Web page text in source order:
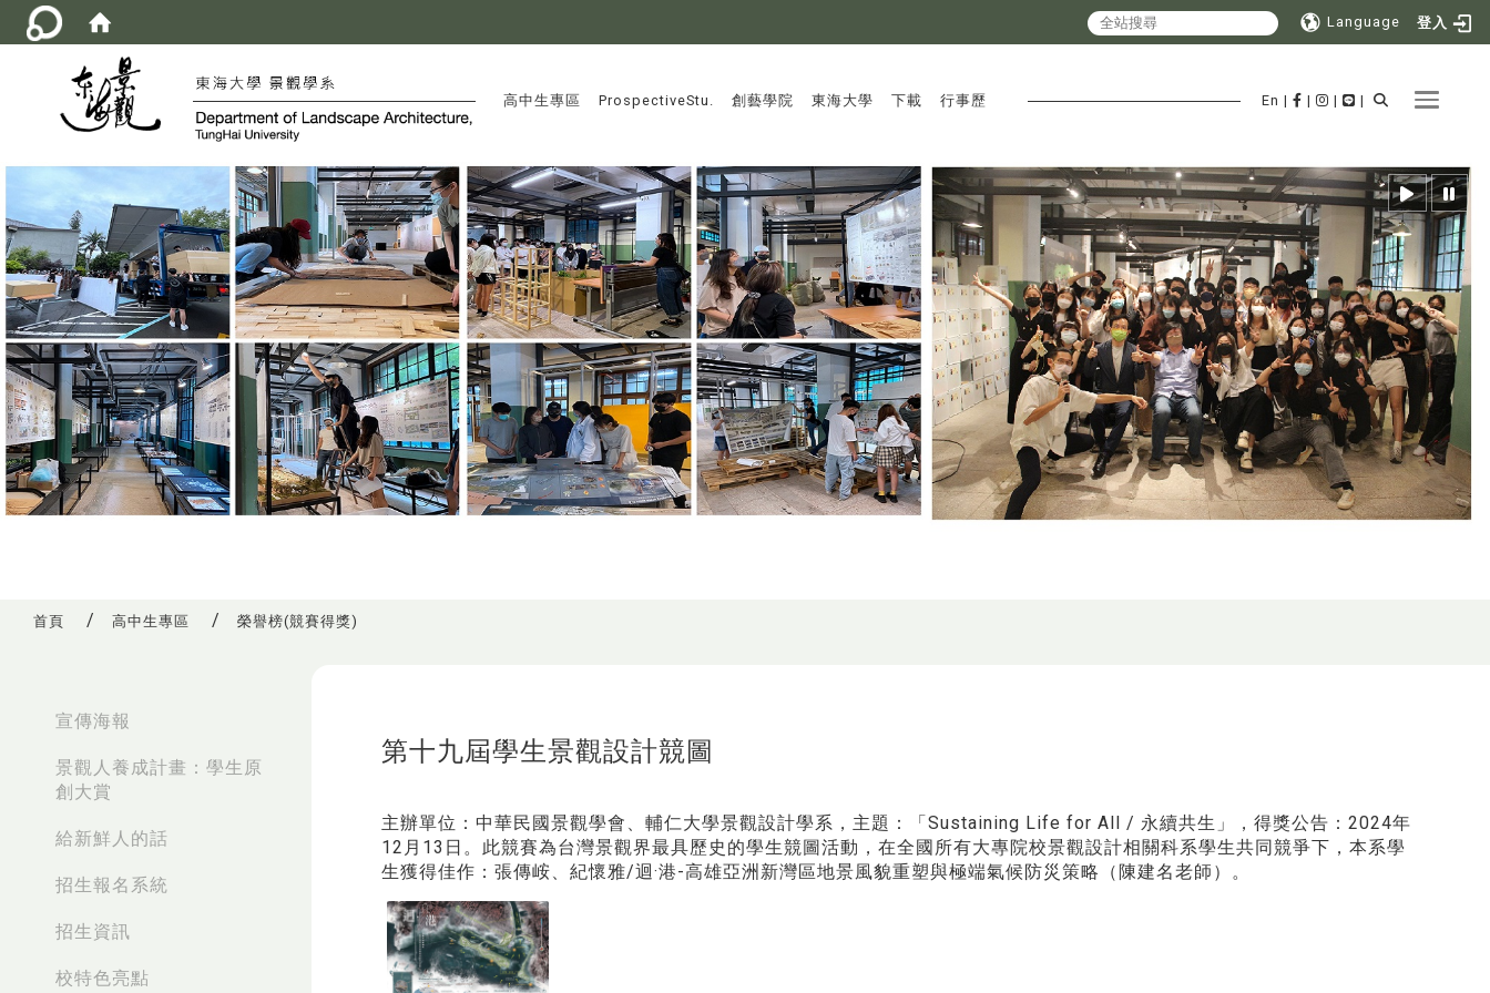
Language 登入
Toggle
:::
高中生專區 ProspectiveStu. 創藝學院 東海大學 下載 行事歷 En | | | |
首頁 高中生專區 榮譽榜(競賽得獎)
宣傳海報
景觀人養成計畫：學生原
創大賞
給新鮮人的話
招生報名系統
招生資訊
校特色亮點
第十九屆學生景觀設計競圖
主辦單位：中華民國景觀學會、輔仁大學景觀設計學系，主題：「Sustaining Life for All / 永續共生」，得獎公告：2024年
12月13日。此競賽為台灣景觀界最具歷史的學生競圖活動，在全國所有大專院校景觀設計相關科系學生共同競爭下，本系學
生獲得佳作：張傳峖、紀懷雅/迴·港-高雄亞洲新灣區地景風貌重塑與極端氣候防災策略（陳建名老師）。